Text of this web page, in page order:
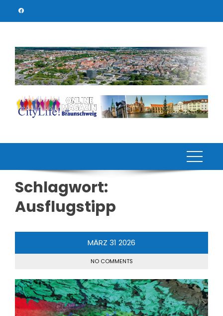
Schlagwort:
Ausflugstipp
MÄRZ 31 2026
NO COMMENTS